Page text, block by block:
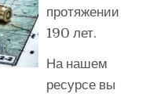
протяжении
190 лет.
На нашем
ресурсе вы